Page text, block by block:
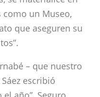
un Museo,
que aseguren su
– que nuestro
escribió